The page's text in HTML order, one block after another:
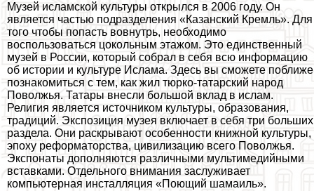
Музей исламской культуры открылся в 2006 году. Он
является частью подразделения «Казанский Кремль». Для
того чтобы попасть вовнутрь, необходимо
воспользоваться цокольным этажом. Это единственный
музей в России, который собрал в себя всю информацию
об истории и культуре Ислама. Здесь вы сможете поближе
познакомиться с тем, как жил тюрко-татарский народ
Поволжья. Татары внесли большой вклад в ислам.
Религия является источником культуры, образования,
традиций. Экспозиция музея включает в себя три больших
раздела. Они раскрывают особенности книжной культуры,
эпоху реформаторства, цивилизацию всего Поволжья.
Экспонаты дополняются различными мультимедийными
вставками. Отдельного внимания заслуживает
компьютерная инсталляция «Поющий шамаиль».